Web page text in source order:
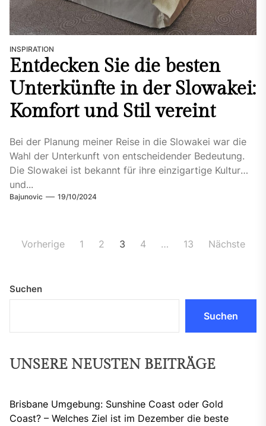
INSPIRATION
Entdecken Sie die besten
Unterkünfte in der Slowakei:
Komfort und Stil vereint
Bei der Planung meiner Reise in die Slowakei war die
Wahl der Unterkunft von entscheidender Bedeutung.
Die Slowakei ist bekannt für ihre einzigartige Kultur
und...
Bajunovic 19/10/2024
Seitennummerierung
Vorherige 1 2 3 4 … 13 Nächste
Suchen
Suchen
UNSERE NEUSTEN BEITRÄGE
Brisbane Umgebung: Sunshine Coast oder Gold
Coast? – Welches Ziel ist im Dezember die beste